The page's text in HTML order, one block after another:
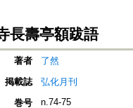
長壽亭額跋語
著者
了然
掲載誌
弘化月刊
巻号
n.74-75